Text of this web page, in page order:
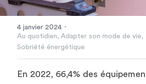
4 janvier 2024 ·
Au quotidien, Adapter son mode de vie,
Sobriété énergétique
En 2022, 66,4% des